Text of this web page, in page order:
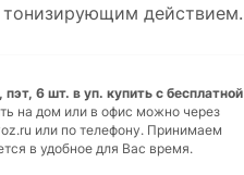
тонизирующим действием.
6 шт. в уп. купить с бесплатной
на дом или в офис можно через
или по телефону. Принимаем
в удобное для Вас время.